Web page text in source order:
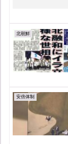
北朝鮮
安倍体制